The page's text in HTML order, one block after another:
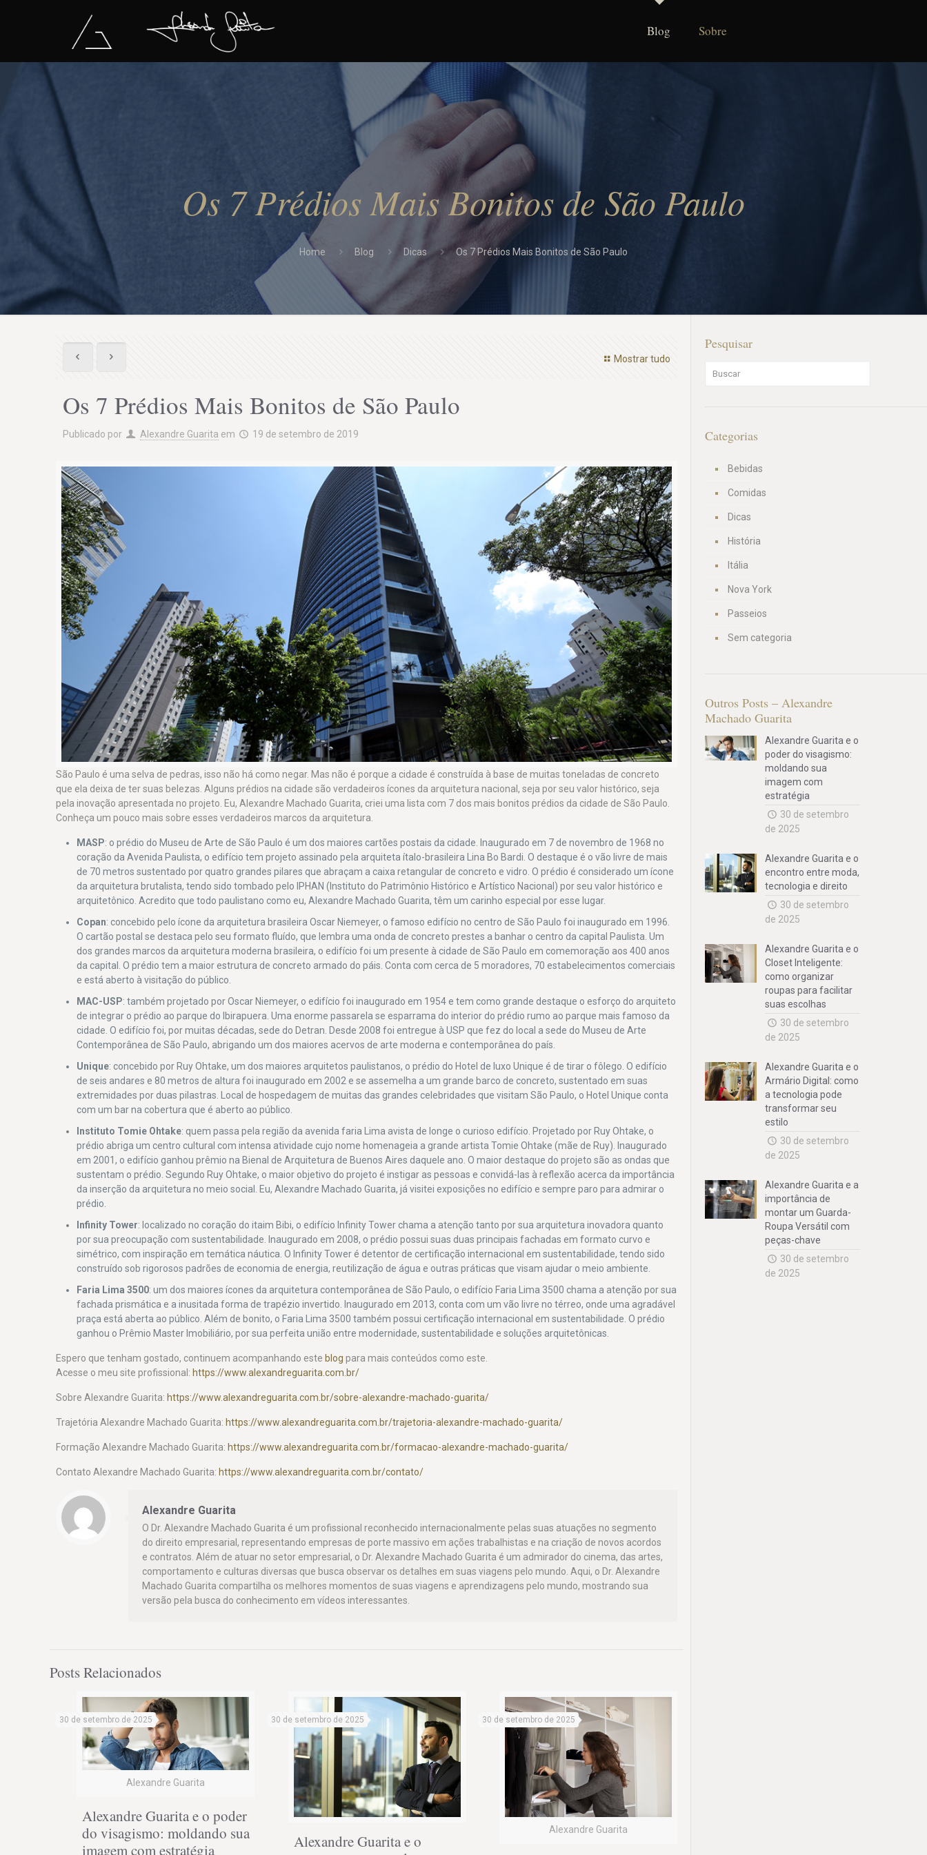
Blog Sobre
Os 7 Prédios Mais Bonitos de São Paulo
Home Blog Dicas Os 7 Prédios Mais Bonitos de São Paulo
Mostrar tudo
Os 7 Prédios Mais Bonitos de São Paulo
Publicado por Alexandre Guarita em 19 de setembro de 2019
São Paulo é uma selva de pedras, isso não há como negar. Mas não é porque a cidade é construída à base de muitas toneladas de concreto
que ela deixa de ter suas belezas. Alguns prédios na cidade são verdadeiros ícones da arquitetura nacional, seja por seu valor histórico, seja
pela inovação apresentada no projeto. Eu, Alexandre Machado Guarita, criei uma lista com 7 dos mais bonitos prédios da cidade de São Paulo.
Conheça um pouco mais sobre esses verdadeiros marcos da arquitetura.
MASP: o prédio do Museu de Arte de São Paulo é um dos maiores cartões postais da cidade. Inaugurado em 7 de novembro de 1968 no
coração da Avenida Paulista, o edifício tem projeto assinado pela arquiteta ítalo-brasileira Lina Bo Bardi. O destaque é o vão livre de mais
de 70 metros sustentado por quatro grandes pilares que abraçam a caixa retangular de concreto e vidro. O prédio é considerado um ícone
da arquitetura brutalista, tendo sido tombado pelo IPHAN (Instituto do Patrimônio Histórico e Artístico Nacional) por seu valor histórico e
arquitetônico. Acredito que todo paulistano como eu, Alexandre Machado Guarita, têm um carinho especial por esse lugar.
Copan: concebido pelo ícone da arquitetura brasileira Oscar Niemeyer, o famoso edifício no centro de São Paulo foi inaugurado em 1996.
O cartão postal se destaca pelo seu formato fluído, que lembra uma onda de concreto prestes a banhar o centro da capital Paulista. Um
dos grandes marcos da arquitetura moderna brasileira, o edifício foi um presente à cidade de São Paulo em comemoração aos 400 anos
da capital. O prédio tem a maior estrutura de concreto armado do páis. Conta com cerca de 5 moradores, 70 estabelecimentos comerciais
e está aberto à visitação do público.
MAC-USP: também projetado por Oscar Niemeyer, o edifício foi inaugurado em 1954 e tem como grande destaque o esforço do arquiteto
de integrar o prédio ao parque do Ibirapuera. Uma enorme passarela se esparrama do interior do prédio rumo ao parque mais famoso da
cidade. O edifício foi, por muitas décadas, sede do Detran. Desde 2008 foi entregue à USP que fez do local a sede do Museu de Arte
Contemporânea de São Paulo, abrigando um dos maiores acervos de arte moderna e contemporânea do país.
Unique: concebido por Ruy Ohtake, um dos maiores arquitetos paulistanos, o prédio do Hotel de luxo Unique é de tirar o fôlego. O edifício
de seis andares e 80 metros de altura foi inaugurado em 2002 e se assemelha a um grande barco de concreto, sustentado em suas
extremidades por duas pilastras. Local de hospedagem de muitas das grandes celebridades que visitam São Paulo, o Hotel Unique conta
com um bar na cobertura que é aberto ao público.
Instituto Tomie Ohtake: quem passa pela região da avenida faria Lima avista de longe o curioso edifício. Projetado por Ruy Ohtake, o
prédio abriga um centro cultural com intensa atividade cujo nome homenageia a grande artista Tomie Ohtake (mãe de Ruy). Inaugurado
em 2001, o edifício ganhou prêmio na Bienal de Arquitetura de Buenos Aires daquele ano. O maior destaque do projeto são as ondas que
sustentam o prédio. Segundo Ruy Ohtake, o maior objetivo do projeto é instigar as pessoas e convidá-las à reflexão acerca da importância
da inserção da arquitetura no meio social. Eu, Alexandre Machado Guarita, já visitei exposições no edifício e sempre paro para admirar o
prédio.
Infinity Tower: localizado no coração do itaim Bibi, o edifício Infinity Tower chama a atenção tanto por sua arquitetura inovadora quanto
por sua preocupação com sustentabilidade. Inaugurado em 2008, o prédio possui suas duas principais fachadas em formato curvo e
simétrico, com inspiração em temática náutica. O Infinity Tower é detentor de certificação internacional em sustentabilidade, tendo sido
construído sob rigorosos padrões de economia de energia, reutilização de água e outras práticas que visam ajudar o meio ambiente.
Faria Lima 3500: um dos maiores ícones da arquitetura contemporânea de São Paulo, o edifício Faria Lima 3500 chama a atenção por sua
fachada prismática e a inusitada forma de trapézio invertido. Inaugurado em 2013, conta com um vão livre no térreo, onde uma agradável
praça está aberta ao público. Além de bonito, o Faria Lima 3500 também possui certificação internacional em sustentabilidade. O prédio
ganhou o Prêmio Master Imobiliário, por sua perfeita união entre modernidade, sustentabilidade e soluções arquitetônicas.
Espero que tenham gostado, continuem acompanhando esteblogpara mais conteúdos como este.
Acesse o meu site profissional:https://www.alexandreguarita.com.br/
Sobre Alexandre Guarita:https://www.alexandreguarita.com.br/sobre-alexandre-machado-guarita/
Trajetória Alexandre Machado Guarita:https://www.alexandreguarita.com.br/trajetoria-alexandre-machado-guarita/
Formação Alexandre Machado Guarita:https://www.alexandreguarita.com.br/formacao-alexandre-machado-guarita/
Contato Alexandre Machado Guarita:https://www.alexandreguarita.com.br/contato/
Alexandre Guarita
O Dr. Alexandre Machado Guarita é um profissional reconhecido internacionalmente pelas suas atuações no segmento
do direito empresarial, representando empresas de porte massivo em ações trabalhistas e na criação de novos acordos
e contratos. Além de atuar no setor empresarial, o Dr. Alexandre Machado Guarita é um admirador do cinema, das artes,
comportamento e culturas diversas que busca observar os detalhes em suas viagens pelo mundo. Aqui, o Dr. Alexandre
Machado Guarita compartilha os melhores momentos de suas viagens e aprendizagens pelo mundo, mostrando sua
versão pela busca do conhecimento em vídeos interessantes.
Posts Relacionados
Alexandre Guarita
30 de setembro de 2025
Alexandre Guarita e o poder
do visagismo: moldando sua
imagem com estratégia
30 de setembro de 2025
Alexandre Guarita e o
Alexandre Guarita
30 de setembro de 2025
Pesquisar
Categorias
Bebidas
Comidas
Dicas
História
Itália
Nova York
Passeios
Sem categoria
Outros Posts – Alexandre
Machado Guarita
Alexandre Guarita e o
poder do visagismo:
moldando sua
imagem com
estratégia
30 de setembro
de 2025
Alexandre Guarita e o
encontro entre moda,
tecnologia e direito
30 de setembro
de 2025
Alexandre Guarita e o
Closet Inteligente:
como organizar
roupas para facilitar
suas escolhas
30 de setembro
de 2025
Alexandre Guarita e o
Armário Digital: como
a tecnologia pode
transformar seu
estilo
30 de setembro
de 2025
Alexandre Guarita e a
importância de
montar um Guarda-
Roupa Versátil com
peças-chave
30 de setembro
de 2025